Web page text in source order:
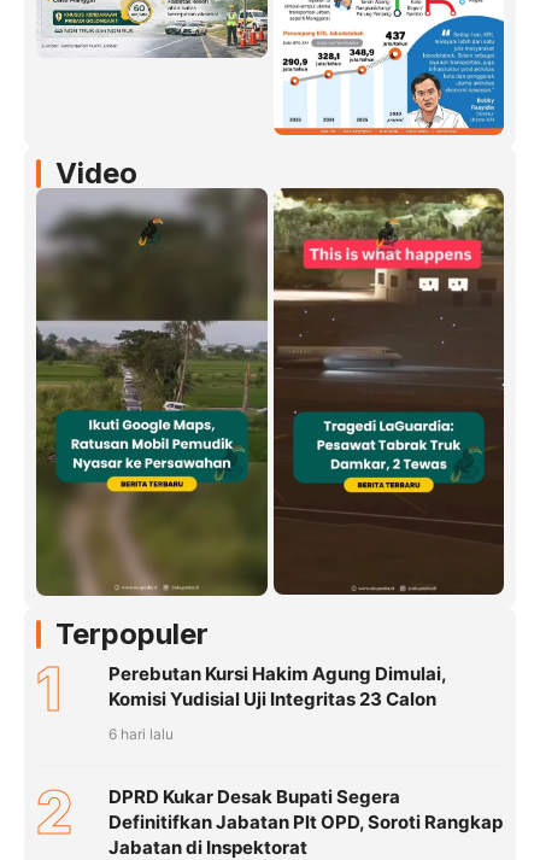
Video
Terpopuler
1
Perebutan Kursi Hakim Agung Dimulai,
Komisi Yudisial Uji Integritas 23 Calon
6 hari lalu
2
DPRD Kukar Desak Bupati Segera
Definitifkan Jabatan Plt OPD, Soroti Rangkap
Jabatan di Inspektorat